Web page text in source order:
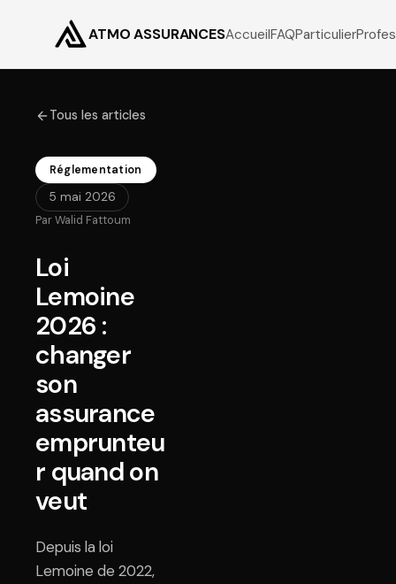
ATMO ASSURANCESAccueilFAQParticulier
Tous les articles
Réglementation
5 mai 2026
ParWalid Fattoum
Loi
Lemoine
2026 :
changer
son
assurance
emprunteu
r quand on
veut
Depuis la loi
Lemoine de 2022,